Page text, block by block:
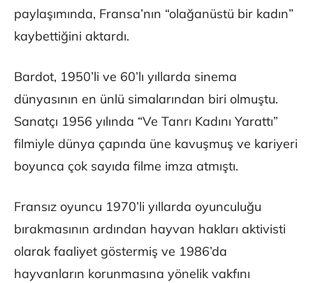
paylaşımında, Fransa’nın “olağanüstü bir kadın”
kaybettiğini aktardı.
Bardot, 1950’li ve 60’lı yıllarda sinema
dünyasının en ünlü simalarından biri olmuştu.
Sanatçı 1956 yılında “Ve Tanrı Kadını Yarattı”
filmiyle dünya çapında üne kavuşmuş ve kariyeri
boyunca çok sayıda filme imza atmıştı.
Fransız oyuncu 1970’li yıllarda oyunculuğu
bırakmasının ardından hayvan hakları aktivisti
olarak faaliyet göstermiş ve 1986’da
hayvanların korunmasına yönelik vakfını